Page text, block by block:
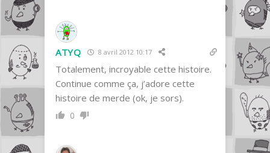
ATYQ 8 avril 2012 10:17
Totalement, incroyable cette histoire.
Continue comme ça, j’adore cette
histoire de merde (ok, je sors).
0